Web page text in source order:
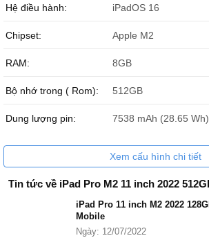
Hệ điều hành: iPadOS 16
Chipset: Apple M2
RAM: 8GB
Bộ nhớ trong ( Rom): 512GB
Dung lượng pin: 7538 mAh (28.65 Wh)
Xem cấu hình chi tiết
iPad Pro 11 inch M2 2022
Mobile
Ngày: 12/07/2022